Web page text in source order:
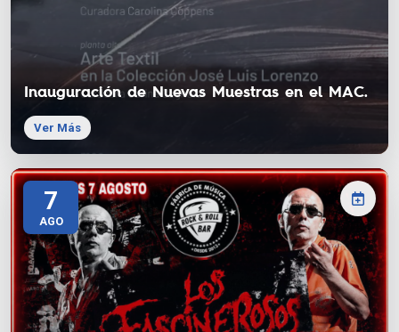
Inauguración de Nuevas Muestras en el MAC.
Ver Más
7
AGO